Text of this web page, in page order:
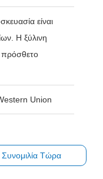
είναι
Η ξύλινη
πρόσθετο
Union
Συνομιλία Τώρα